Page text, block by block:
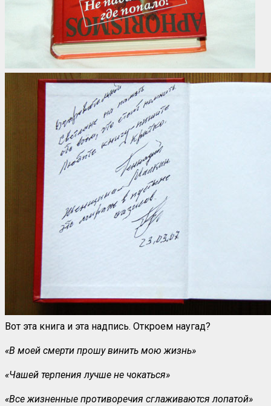
Вот эта книга и эта надпись. Откроем наугад?
«В моей смерти прошу винить мою жизнь»
«Чашей терпения лучше не чокаться»
«Все жизненные противоречия сглаживаются лопатой»